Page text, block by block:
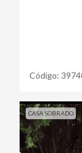
Código:
CASA SOBRADO